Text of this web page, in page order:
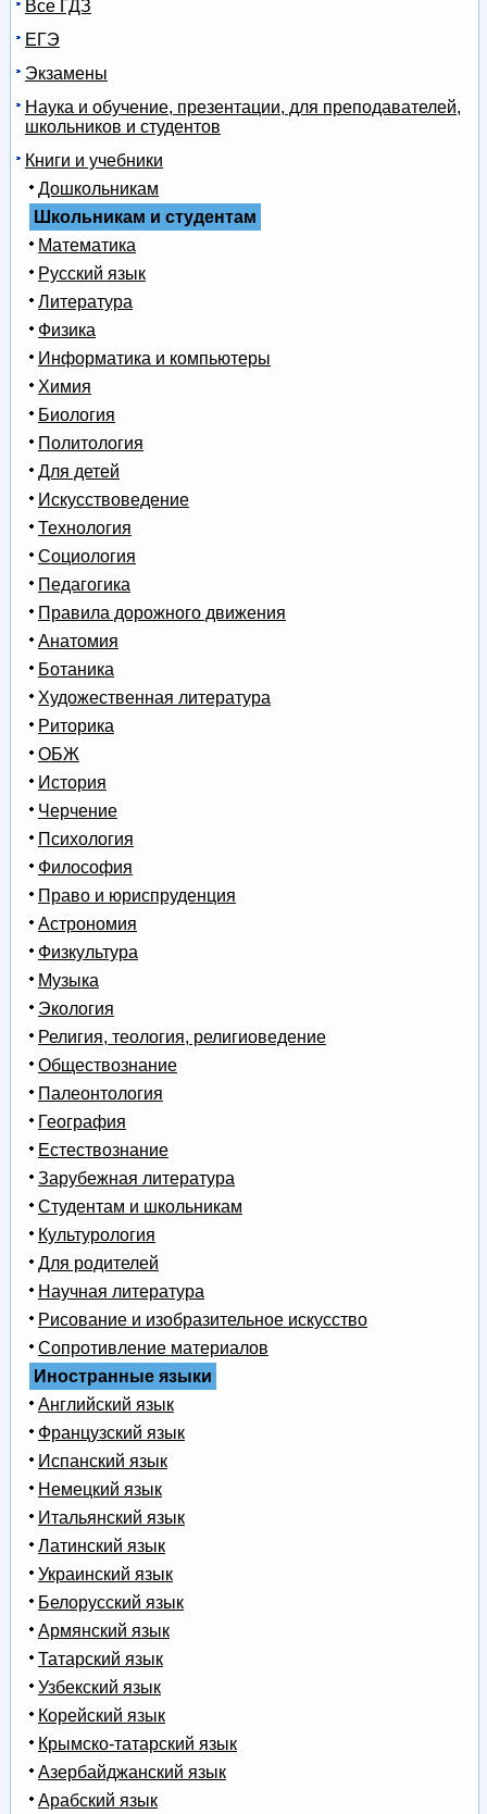
Все ГДЗ
ЕГЭ
Экзамены
Наука и обучение, презентации, для преподавателей,
школьников и студентов
Книги и учебники
Дошкольникам
Школьникам и студентам
Математика
Русский язык
Литература
Физика
Информатика и компьютеры
Химия
Биология
Политология
Для детей
Искусствоведение
Технология
Социология
Педагогика
Правила дорожного движения
Анатомия
Ботаника
Художественная литература
Риторика
ОБЖ
История
Черчение
Психология
Философия
Право и юриспруденция
Астрономия
Физкультура
Музыка
Экология
Религия, теология, религиоведение
Обществознание
Палеонтология
География
Естествознание
Зарубежная литература
Студентам и школьникам
Культурология
Для родителей
Научная литература
Рисование и изобразительное искусство
Сопротивление материалов
Иностранные языки
Английский язык
Французский язык
Испанский язык
Немецкий язык
Итальянский язык
Латинский язык
Украинский язык
Белорусский язык
Армянский язык
Татарский язык
Узбекский язык
Корейский язык
Крымско-татарский язык
Азербайджанский язык
Арабский язык